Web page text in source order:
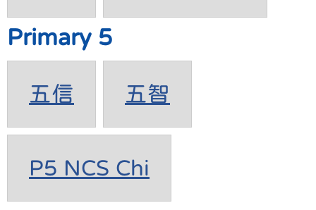
Primary 5
五信 五智
P5 NCS Chi